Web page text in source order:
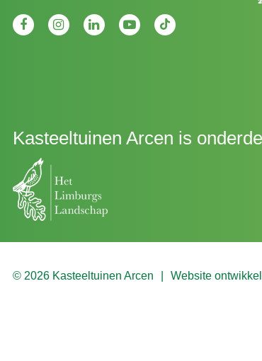
Kasteeltuinen Arcen is
© 2026 Kasteeltuinen Arcen Website